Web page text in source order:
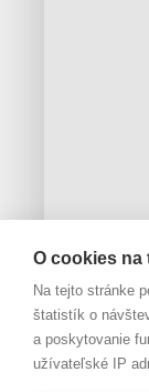
O cookies na
Na tejto stránke
štatistík o
a poskytovanie
užívateľské IP